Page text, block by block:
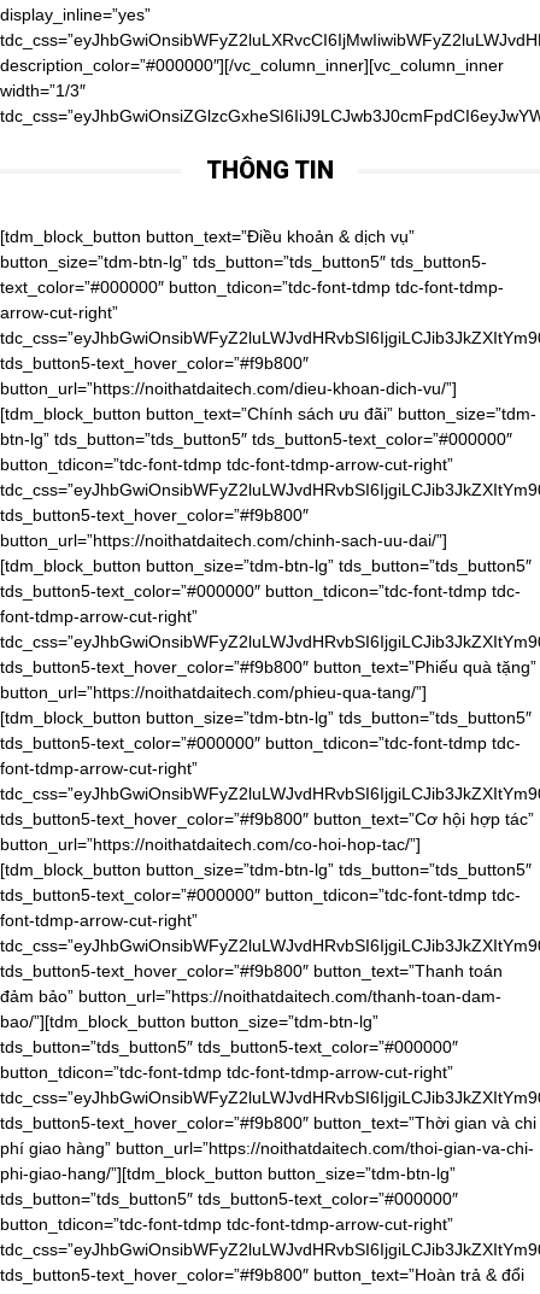
display_inline=”yes”
description_color=”#000000″][/vc_column_inner][vc_column_inner
width=”1/3″
THÔNG TIN
[tdm_block_button button_text=”Điều khoản & dịch vụ” button_size=”tdm-btn-lg” tds_button=”tds_button5″ tds_button5-text_color=”#000000″ button_tdicon=”tdc-font-tdmp tdc-font-tdmp-arrow-cut-right” tdc_css=”eyJhbGwiOnsibWFyZ2luLWJvdHRvbSI6IjgiLCJib3JkZXItYm90dG9tLXdpZHRoIjoiMSIsInBhZGRpbmctYm90dG9tIjoiMTAiLCJib3JkZXItc3R5bGUiOiJkYXNoZWQiLCJib3JkZXItY29sb3IiOiJyZ2JhKDAsMCwwLDAuMDYpIiwiZGlzcGxheSI6IiJ9LCJwaG9uZSI6eyJjb250ZW50LWgtYWxpZ24iOiJjb250ZW50LWhvcml6LWNlbnRlciIsImRpc3BsYXkiOiIifSwicGhvbmVfbWF4X3dpZHRoIjo3Njd9″ tds_button5-text_hover_color=”#f9b800″ button_url=”https://noithatdaitech.com/dieu-khoan-dich-vu/”][tdm_block_button button_text=”Chính sách ưu đãi” button_size=”tdm-btn-lg” tds_button=”tds_button5″ tds_button5-text_color=”#000000″ button_tdicon=”tdc-font-tdmp tdc-font-tdmp-arrow-cut-right” tdc_css=”eyJhbGwiOnsibWFyZ2luLWJvdHRvbSI6IjgiLCJib3JkZXItYm90dG9tLXdpZHRoIjoiMSIsInBhZGRpbmctYm90dG9tIjoiMTAiLCJib3JkZXItc3R5bGUiOiJkYXNoZWQiLCJib3JkZXItY29sb3IiOiJyZ2JhKDAsMCwwLDAuMDYpIiwiZGlzcGxheSI6IiJ9LCJwaG9uZSI6eyJjb250ZW50LWgtYWxpZ24iOiJjb250ZW50LWhvcml6LWNlbnRlciIsImRpc3BsYXkiOiIifSwicGhvbmVfbWF4X3dpZHRoIjo3Njd9″ tds_button5-text_hover_color=”#f9b800″ button_url=”https://noithatdaitech.com/chinh-sach-uu-dai/”][tdm_block_button button_size=”tdm-btn-lg” tds_button=”tds_button5″ tds_button5-text_color=”#000000″ button_tdicon=”tdc-font-tdmp tdc-font-tdmp-arrow-cut-right” tdc_css=”eyJhbGwiOnsibWFyZ2luLWJvdHRvbSI6IjgiLCJib3JkZXItYm90dG9tLXdpZHRoIjoiMSIsInBhZGRpbmctYm90dG9tIjoiMTAiLCJib3JkZXItc3R5bGUiOiJkYXNoZWQiLCJib3JkZXItY29sb3IiOiJyZ2JhKDAsMCwwLDAuMDYpIiwiZGlzcGxheSI6IiJ9LCJwaG9uZSI6eyJjb250ZW50LWgtYWxpZ24iOiJjb250ZW50LWhvcml6LWNlbnRlciIsImRpc3BsYXkiOiIifSwicGhvbmVfbWF4X3dpZHRoIjo3Njd9″ tds_button5-text_hover_color=”#f9b800″ button_text=”Phiếu quà tặng” button_url=”https://noithatdaitech.com/phieu-qua-tang/”][tdm_block_button button_size=”tdm-btn-lg” tds_button=”tds_button5″ tds_button5-text_color=”#000000″ button_tdicon=”tdc-font-tdmp tdc-font-tdmp-arrow-cut-right” tdc_css=”eyJhbGwiOnsibWFyZ2luLWJvdHRvbSI6IjgiLCJib3JkZXItYm90dG9tLXdpZHRoIjoiMSIsInBhZGRpbmctYm90dG9tIjoiMTAiLCJib3JkZXItc3R5bGUiOiJkYXNoZWQiLCJib3JkZXItY29sb3IiOiJyZ2JhKDAsMCwwLDAuMDYpIiwiZGlzcGxheSI6IiJ9LCJwaG9uZSI6eyJjb250ZW50LWgtYWxpZ24iOiJjb250ZW50LWhvcml6LWNlbnRlciIsImRpc3BsYXkiOiIifSwicGhvbmVfbWF4X3dpZHRoIjo3Njd9″ tds_button5-text_hover_color=”#f9b800″ button_text=”Cơ hội hợp tác” button_url=”https://noithatdaitech.com/co-hoi-hop-tac/”][tdm_block_button button_size=”tdm-btn-lg” tds_button=”tds_button5″ tds_button5-text_color=”#000000″ button_tdicon=”tdc-font-tdmp tdc-font-tdmp-arrow-cut-right” tdc_css=”eyJhbGwiOnsibWFyZ2luLWJvdHRvbSI6IjgiLCJib3JkZXItYm90dG9tLXdpZHRoIjoiMSIsInBhZGRpbmctYm90dG9tIjoiMTAiLCJib3JkZXItc3R5bGUiOiJkYXNoZWQiLCJib3JkZXItY29sb3IiOiJyZ2JhKDAsMCwwLDAuMDYpIiwiZGlzcGxheSI6IiJ9LCJwaG9uZSI6eyJjb250ZW50LWgtYWxpZ24iOiJjb250ZW50LWhvcml6LWNlbnRlciIsImRpc3BsYXkiOiIifSwicGhvbmVfbWF4X3dpZHRoIjo3Njd9″ tds_button5-text_hover_color=”#f9b800″ button_text=”Thanh toán đảm bảo” button_url=”https://noithatdaitech.com/thanh-toan-dam-bao/”][tdm_block_button button_size=”tdm-btn-lg” tds_button=”tds_button5″ tds_button5-text_color=”#000000″ button_tdicon=”tdc-font-tdmp tdc-font-tdmp-arrow-cut-right” tdc_css=”eyJhbGwiOnsibWFyZ2luLWJvdHRvbSI6IjgiLCJib3JkZXItYm90dG9tLXdpZHRoIjoiMSIsInBhZGRpbmctYm90dG9tIjoiMTAiLCJib3JkZXItc3R5bGUiOiJkYXNoZWQiLCJib3JkZXItY29sb3IiOiJyZ2JhKDAsMCwwLDAuMDYpIiwiZGlzcGxheSI6IiJ9LCJwaG9uZSI6eyJjb250ZW50LWgtYWxpZ24iOiJjb250ZW50LWhvcml6LWNlbnRlciIsImRpc3BsYXkiOiIifSwicGhvbmVfbWF4X3dpZHRoIjo3Njd9″ tds_button5-text_hover_color=”#f9b800″ button_text=”Thời gian và chi phí giao hàng” button_url=”https://noithatdaitech.com/thoi-gian-va-chi-phi-giao-hang/”][tdm_block_button button_size=”tdm-btn-lg” tds_button=”tds_button5″ tds_button5-text_color=”#000000″ button_tdicon=”tdc-font-tdmp tdc-font-tdmp-arrow-cut-right” tdc_css=”eyJhbGwiOnsibWFyZ2luLWJvdHRvbSI6IjgiLCJib3JkZXItYm90dG9tLXdpZHRoIjoiMSIsInBhZGRpbmctYm90dG9tIjoiMTAiLCJib3JkZXItc3R5bGUiOiJkYXNoZWQiLCJib3JkZXItY29sb3IiOiJyZ2JhKDAsMCwwLDAuMDYpIiwiZGlzcGxheSI6IiJ9LCJwaG9uZSI6eyJjb250ZW50LWgtYWxpZ24iOiJjb250ZW50LWhvcml6LWNlbnRlciIsImRpc3BsYXkiOiIifSwicGhvbmVfbWF4X3dpZHRoIjo3Njd9″ tds_button5-text_hover_color=”#f9b800″ button_text=”Hoàn trả & đổi trả” button_url=”https://noithatdaitech.com/hoan-tra-doi-tra/”][tdm_block_button button_size=”tdm-btn-lg” tds_button=”tds_button5″ tds_button5-text_color=”#000000″ button_tdicon=”tdc-font-tdmp tdc-font-tdmp-arrow-cut-right” tdc_css=”eyJhbGwiOnsibWFyZ2luLWJvdHRvbSI6IjgiLCJwYWRkaW5nLWJvdHRvbSI6IjEwIiwiZGlzcGxheSI6IiJ9LCJwaG9uZSI6eyJjb250ZW50LWgtYWxpZ24iOiJjb250ZW50LWhvcml6LWNlbnRlciIsImRpc3BsYXkiOiIifSwicGhvbmVfbWF4X3dpZHRoIjo3Njd9″ tds_button5-text_hover_color=”#f9b800″ button_text=”Chính sách bảo mật” button_url=”https://noithatdaitech.com/chinh-sach-bao-mat/”][/vc_column_inner][vc_column_inner width=”1/3″ tdc_css=”eyJwb3J0cmFpdCI6eyJwYWRkaW5nLXRvcCI6IjQwIiwid2lkdGgiOiIxMDAlIiwiZGlzcGxheSI6IiJ9LCJwb3J0cmFpdF9tYXhfd2lkdGgiOjEwMTgsInBvcnRyYWl0X21pbl93aWR0aCI6NzY4fQ==”][tdm_block_column_title title_text=”RyVFMSVCQiU4Q0klMjBOR0FZJTIwQ0hPJTIwQ0glQzMlOUFORyUyMFQlQzMlOTRJJTIwMjQlMkY3″ title_tag=”h4″ title_size=”tdm-title-sm” content_align_horizontal=”content-horiz-center” tdc_css=”eyJhbGwiOnsibWFyZ2luLXRvcCI6Ii0xMCIsIm1hcmdpbi1ib3R0b20iOiItMTAiLCJ6LWluZGV4IjoiMiIsImRpc3BsYXkiOiIifSwicG9ydHJhaXQiOnsiY29udGVudC1oLWFsaWduIjoiY29udGVudC1ob3Jpei1jZW50ZXIiLCJkaXNwbGF5IjoiIn0sInBvcnRyYWl0X21heF93aWR0aCI6MTAxOCwicG9ydHJhaXRfbWluX3dpZHRoIjo3NjgsInBob25lIjp7Im1hcmdpbi10b3AiOiIxMCIsImNvbnRlbnQtaC1hbGlnbiI6ImNvbnRlbnQtaG9yaXotcmlnaHQiLCJkaXNwbGF5IjoiIn0sInBob25lX21heF93aWR0aCI6NzY3fQ==”][tdm_block_column_title title_text=”JTNDYSUyMGhyZWYlM0QlMjJ0ZWwlM0EwOTgxNTUxODU1JTIyJTNFJTNDc3BhbiUyMHN0eWxlJTNEJTIyZm9udC1zaXplJTNBMzRweCUzQiUyMGZvbnQtd2VpZ2h0JTNBJTIwNjAwJTNCJTIyJTNFKCUyQjg0KSUyMDk4JTIwMTU1MSUyMDg1NSUzQyUyRnNwYW4lM0UlM0MlMkZhJTNF” title_tag=”h4″ title_size=”tdm-title-md” content_align_horizontal=”content-horiz-center” tdc_css=”eyJhbGwiOnsiei1pbmRleCI6IjIiLCJkaXNwbGF5IjoiIn0sImxhbmRzY2FwZSI6eyJtYXJnaW4tbGVmdCI6Ii00MCIsIndpZHRoIjoiYXV0byIsImNvbnRlbnQtaC1hbGlnbiI6ImNvbnRlbnQtaG9yaXotcmlnaHQiLCJkaXNwbGF5IjoiYmxvY2sifSwibGFuZHNjYXBlX21heF93aWR0aCI6MTE0MCwibGFuZHNjYXBlX21pbl93aWR0aCI6MTAxOSwicG9ydHJhaXQiOnsiY29udGVudC1oLWFsaWduIjoiY29udGVudC1ob3Jpei1jZW50ZXIiLCJkaXNwbGF5IjoiIn0sInBvcnRyYWl0X21heF93aWR0aCI6MTAxOCwicG9ydHJhaXRfbWluX3dpZHRoIjo3Njh9″][vc_raw_html]JTNDaWZyYW1lJTIwc3JjJTNEJTIyaHR0cHMlM0ElMkYlMkZ3d3cuZmFjZWJvb2suY29tJTJGcGx1Z2lucyUyRnBhZ2UucGhwJTNGaHJlZiUzRGh0dHBzJTI1M0ElMjUyRiUyNTJGd3d3LmZhY2Vib29rLmNvbSUyNTJGbm9pdGhhdGRhaXRlY2gudm4lMjZ0YWJzJTNEbWVzc2FnZXMlMjZ3aWR0aCUzRDM0MCUyNmhlaWdodCUzRDQwMCUyNnNtYWxsX2hlYWRlciUzRGZhbHNlJTI2YWRhcHRfY29udGFpbmVyX3dpZHRoJTNEdHJ1ZSUyNmhpZGVfY292ZXIlM0RmYWxzZSUyNnNob3dfZmFjZXBpbGUlM0R0cnVlJTI2YXBwSWQlMjIlMjB3aWR0aCUzRCUyMjM0MCUyMiUyMGhlaWdodCUzRCUyMjQwMCUyMiUyMHN0eWxlJTNEJTIyYm9yZGVyJTNBbm9uZSUzQm92ZXJmbG93JTNBaGlkZGVuJTIyJTIwc2Nyb2xsaW5nJTNEJTIybm8lMjIlMjBmcmFtZWJvcmRlciUzRCUyMjAlMjIlMjBhbGxvd1RyYW5zcGFyZW5jeSUzRCUyMnRydWUlMjIlMjBhbGxvdyUzRCUyMmVuY3J5cHRlZC1tZWRpYSUyMiUzRSUzQyUyRmlmcmFtZSUzRQ==[/vc_raw_html][/vc_column_inner][/vc_row_inner][vc_row_inner tdc_css=”eyJhbGwiOnsibWFyZ2luLXRvcCI6IjIwIiwibWFyZ2luLWJvdHRvbSI6IjIwIiwicGFkZGluZy10b3AiOiIyMCIsInBhZGRpbmctYm90dG9tIjoiMjAiLCJiYWNrZ3JvdW5kLWltYWdlIjoidXJsKFwiaHR0cHM6Ly9ub2l0aGF0ZGFpdGVjaC5jb20vd3AtY29udGVudC91cGxvYWRzLzIwMTkvMDMveHh4X2RvdHNfeHh4LnBuZ1wiKSIsImJhY2tncm91bmQtc3R5bGUiOiJyZXBlYXQiLCJvcGFjaXR5IjoiMC4xIiwiei1pbmRleCI6IjIiLCJjb250ZW50LWgtYWxpZ24iOiJjb250ZW50LWhvcml6LWNlbnRlciIsImRpc3BsYXkiOiIifX0=”][vc_column_inner][tdm_block_icon_box tdicon_id=”tdc-font-tdmp tdc-font-tdmp-old-phone” icon_padding=”1″ title_tag=”h4″ title_size=”tdm-title-xxsm” description=”JTNDYSUyMGhyZWYlM0QlMjJ0ZWwlM0EwOTgxNTUxODU1JTIyJTNFJTNDc3BhbiUyMHN0eWxlJTNEJTIyY29sb3IlM0ElMjAlMjMwMDAlM0IlMjIlM0UoJTJCODQpJTIwOTglMjAxNTUxJTIwODU1JTNDJTJGc3BhbiUzRSUzQyUyRmElM0U=” button_size=”tdm-btn-md” button_tdicon=”tdc-font-fa tdc-font-fa-long-arrow-right” tds_button=”tds_button3″ content_align_horizontal=”content-horiz-left” tds_icon_box=”tds_icon_box2″ tds_icon_box2-title_top_space=”-3″ title_text=”SG90bGluZSUzQQ==” tdc_css=”eyJhbGwiOnsibWFyZ2luLXJpZ2h0IjoiNTAiLCJtYXJnaW4tYm90dG9tIjoiMCIsIm1hcmdpbi1sZWZ0IjoiNTAiLCJ3aWR0aCI6IjIyMCIsImRpc3BsYXkiOiJpbmxpbmUtYmxvY2sifSwibGFuZHNjYXBlIjp7Im1hcmdpbi1yaWdodCI6IjIwIiwibWFyZ2luLWxlZnQiOiIyMCIsImRpc3BsYXkiOiJpbmxpbmUtYmxvY2sifSwibGFuZHNjYXBlX21heF93aWR0aCI6MTE0MCwibGFuZHNjYXBlX21pbl93aWR0aCI6MTAxOSwicG9ydHJhaXQiOnsibWFyZ2luLWJvdHRvbSI6IjIwIiwibWFyZ2luLWxlZnQiOiIwIiwiZGlzcGxheSI6IiJ9LCJwb3J0cmFpdF9tYXhfd2lkdGgiOjEwMTgsInBvcnRyYWl0X21pbl93aWR0aCI6NzY4LCJwaG9uZSI6eyJtYXJnaW4tcmlnaHQiOiIwIiwibWFyZ2luLWJvdHRvbSI6IjIwIiwibWFyZ2luLWxlZnQiOiIwIiwiZGlzcGxheSI6IiJ9LCJwaG9uZV9tYXhfd2lkdGgiOjc2N30=” tds_icon_box2-description_bottom_space=”0″ tds_icon_box2-title_bottom_space=”-24″ tds_icon1-color=”eyJ0eXBlIjoiZ3JhZGllbnQiLCJjb2xvcjEiOiIjZjliODAwIiwiY29sb3IyIjoiI2ZjZDIwMCIsIm1peGVkQ29sb3JzIjpbXSwiZGVncmVlIjoiOTAiLCJjc3MiOiJiYWNrZ3JvdW5kOiAtd2Via2l0LWxpbmVhci1ncmFkaWVudCg5MGRlZywjZmNkMjAwLCNmOWI4MDApO2JhY2tncm91bmQ6IGxpbmVhci1ncmFkaWVudCg5MGRlZywjZmNkMjAwLCNmOWI4MDApOyIsImNzc1BhcmFtcyI6IjkwZGVnLCNmY2QyMDAsI2Y5YjgwMCJ9″ tds_title1-title_color=”#606060″ tds_icon_box2-icon_box_description_color=”#000000″][tdm_block_icon_box tdicon_id=”tdc-font-tdmp tdc-font-tdmp-24h” icon_padding=”1″ title_tag=”h4″ title_size=”tdm-title-xxsm” description=”VDIlMjAtJTIwVDclM0ElMjAwOCUzQTAwJTIwLSUyMDE3JTNBMDA=” button_size=”tdm-btn-md” button_tdicon=”tdc-font-fa tdc-font-fa-long-arrow-right” tds_button=”tds_button3″ content_align_horizontal=”content-horiz-left” tds_icon_box=”tds_icon_box2″ tds_icon_box2-title_top_space=”-3″ title_text=”R2klRTElQkIlOUQlMjBsJUMzJUEwbSUyMHZpJUUxJUJCJTg3YyUzQQ==” tdc_css=”eyJhbGwiOnsibWFyZ2luLXJpZ2h0IjoiNTAiLCJtYXJnaW4tYm90dG9tIjoiMCIsIm1hcmdpbi1sZWZ0IjoiNTAiLCJ3aWR0aCI6IjIzMCIsImRpc3BsYXkiOiJpbmxpbmUtYmxvY2sifSwibGFuZHNjYXBlIjp7Im1hcmdpbi1yaWdodCI6IjIwIiwibWFyZ2l